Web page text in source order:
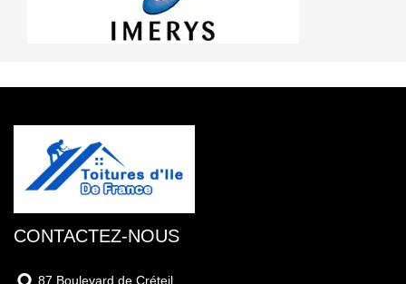
CONTACTEZ-NOUS
87 Boulevard de Créteil